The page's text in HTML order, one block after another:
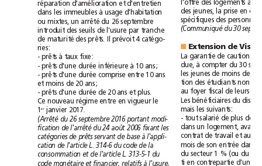
réparation
d'amélioration et
d'entretien
dans
les immeubles à usage
d'habitation
ou
mixtes, un arrêté du
26septembre
introduit
des seuils de l'usure par
tranche
de
maturité des prêts. prévoit 4
catégo-
ries:
-
prêts à taux
fixe:
-
prêts d'une durée inférieure à 10
ans;
-
prêts d'une durée comprise entre 10
ans
et
moins de 20
ans;
-
prêts d'une durée de 20 ans et
plus.
Ce
nouveau régime entre en vigueur le
1 er janvier 2017.
(Arrêté du 26septembre 2016 portant modi-
fication de l'arrêté du 24août 2006 fixant
les
catégories
de prêts servant de base à
l'appli-
cation
de l'article L. 314-6 du code de la
consommation et de l'article L. 313-5-1 du
code monétaire et financier, relatifsà
l'usure,
l’offre
des
logements
des
jeunes, la prise
en
spécifiques
des
(Communiqué du
Extension de
La garantie de
caution
due, à compter
du
les
jeunes de moins de
tion
des étudiants
non
au
foyer de
leurs
Les
bénéficiaires
du
mais
les
suivants:
-
tout salarié de plus de
dans
un logement,
contrat
de et
au
mois
de son entrée
du
secteur 1% (ou du
ti en contrepartie
d’une